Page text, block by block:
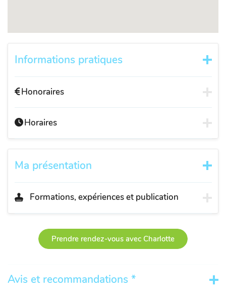
Informations pratiques
Honoraires
Horaires
Ma présentation
Formations, expériences et publication
Prendre rendez-vous avec Charlotte
Avis et recommandations *